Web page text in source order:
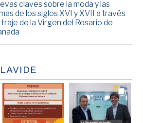
claves sobre la moda y las
de los siglos XVI y XVII a través
traje de la Virgen del Rosario de